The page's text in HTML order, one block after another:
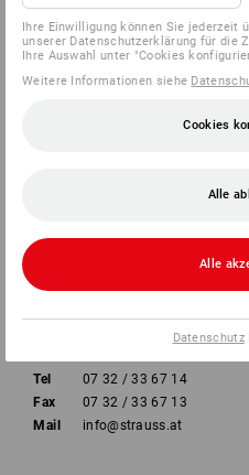
INFORMATIONEN
ZAHLARTEN
Strauss Österreich GmbH
Tel
07 32 / 33 67 14
Fax
07 32 / 33 67 13
Mail
info@strauss.at
Ihre Einwilligung können Sie jederzeit
unserer Datenschutzerklärung für die
Ihre Auswahl unter "Cookies
Weitere Informationen siehe
Cookies
Alle
Alle
Datenschutz|